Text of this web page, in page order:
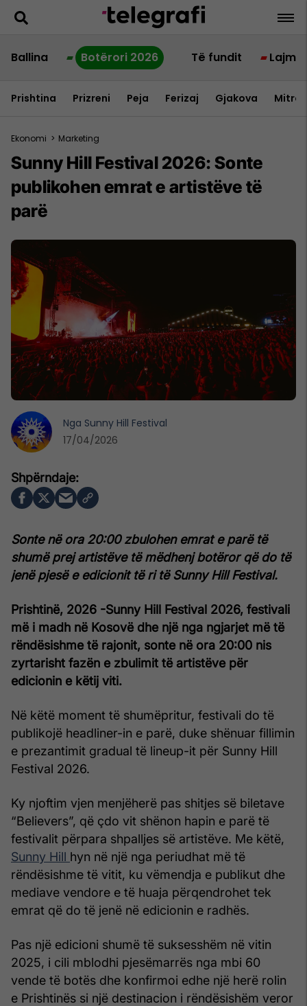
Ballina Botërori 2026 Të fundit Lajme
Prishtina Prizreni Peja Ferizaj Gjakova
Ekonomi > Marketing
Sunny Hill Festival 2026: Sonte
publikohen emrat e artistëve të
parë
Sonte në ora 20:00 zbulohen emrat e parë të
shumë prej artistëve të mëdhenj botëror që do të
jenë pjesë e edicionit të ri të Sunny Hill Festival.
Prishtinë, 2026 -Sunny Hill Festival 2026, festivali
më i madh në Kosovë dhe një nga ngjarjet më të
rëndësishme të rajonit, sonte në ora 20:00 nis
zyrtarisht fazën e zbulimit të artistëve për
edicionin e këtij viti.
Në këtë moment të shumëpritur, festivali do të
publikojë headliner-in e parë, duke shënuar fillimin
e prezantimit gradual të lineup-it për Sunny Hill
Festival 2026.
Ky njoftim vjen menjëherë pas shitjes së biletave
“Believers”, që çdo vit shënon hapin e parë të
festivalit përpara shpalljes së artistëve. Me këtë,
Sunny Hill hyn në një nga periudhat më të
rëndësishme të vitit, ku vëmendja e publikut dhe
mediave vendore e të huaja përqendrohet tek
emrat që do të jenë në edicionin e radhës.
Pas një edicioni shumë të suksesshëm në vitin
2025, i cili mblodhi pjesëmarrës nga mbi 60
vende të botës dhe konfirmoi edhe një herë rolin
e Prishtinës si një destinacion i rëndësishëm veror
Nga Sunny Hill Festival
17/04/2026